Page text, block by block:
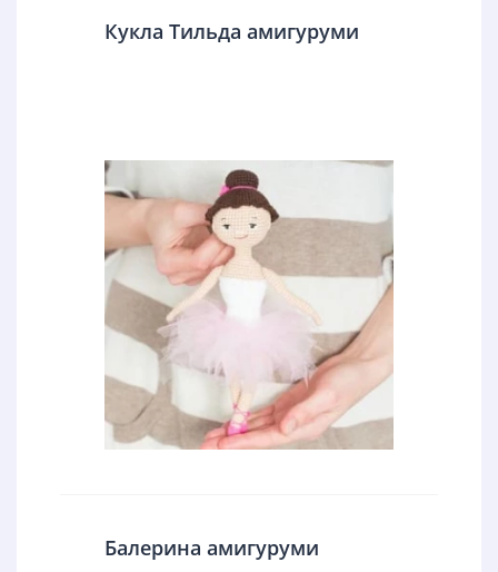
Кукла Тильда амигуруми
Балерина амигуруми